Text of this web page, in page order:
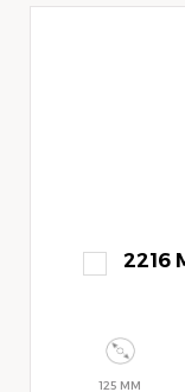
2216
125 MM